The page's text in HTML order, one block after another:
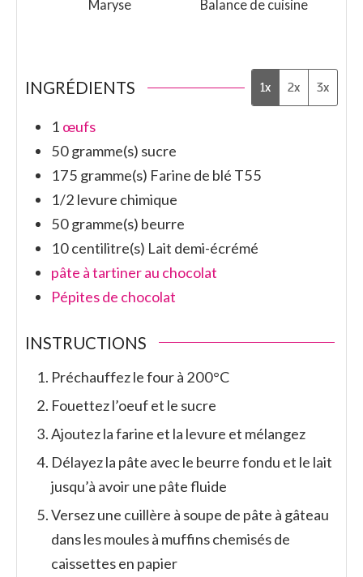
Maryse Balance de cuisine
INGRÉDIENTS 1x 2x 3x
1 œufs
50gramme(s) sucre
175 gramme(s) Farine de blé T55
1/2 levure chimique
50gramme(s) beurre
10centilitre(s) Lait demi-écrémé
pâte à tartiner au chocolat
Pépites de chocolat
INSTRUCTIONS
Préchauffez le four à 200°C
Fouettez l’oeuf et le sucre
Ajoutez la farine et la levure et mélangez
Délayez la pâte avec le beurre fondu et le lait
jusqu’à avoir une pâte fluide
Versez une cuillère à soupe de pâte à gâteau
dans les moules à muffins chemisés de
caissettes en papier